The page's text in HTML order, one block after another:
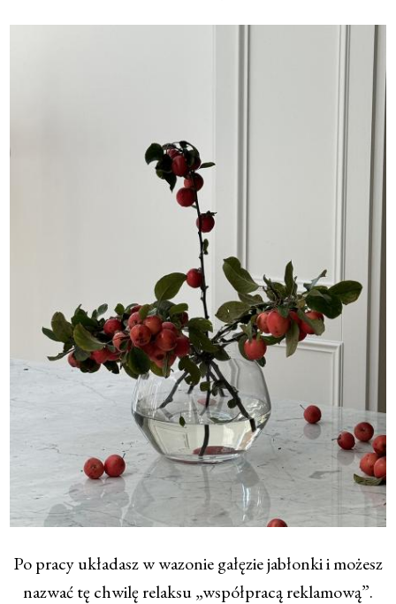
Po pracy układasz w wazonie gałęzie jabłonki i możesz
nazwać tę chwilę relaksu „współpracą reklamową”.